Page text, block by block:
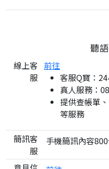
聽
線上客
服
前往
客服Q寶：
真人服務：
提供查帳單
等服務
簡訊客
服
手機簡訊內容